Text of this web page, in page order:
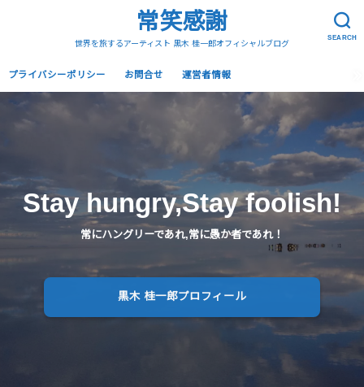
SEARCH
常笑感謝
世界を旅するアーティスト 黒木 桂一郎オフィシャルブログ
プライバシーポリシー お問合せ 運営者情報
Stay hungry,Stay foolish!
常にハングリーであれ,常に愚か者であれ！
黒木 桂一郎プロフィール